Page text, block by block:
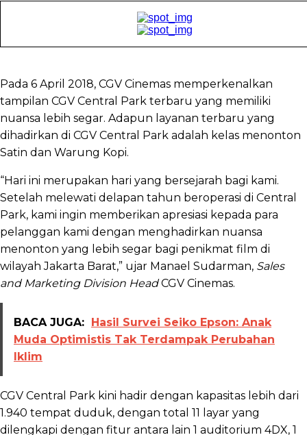
Pada 6 April 2018, CGV Cinemas memperkenalkan
tampilan CGV Central Park terbaru yang memiliki
nuansa lebih segar. Adapun layanan terbaru yang
dihadirkan di CGV Central Park adalah kelas menonton
Satin dan Warung Kopi.
“Hari ini merupakan hari yang bersejarah bagi kami.
Setelah melewati delapan tahun beroperasi di Central
Park, kami ingin memberikan apresiasi kepada para
pelanggan kami dengan menghadirkan nuansa
menonton yang lebih segar bagi penikmat film di
wilayah Jakarta Barat,” ujar Manael Sudarman, Sales
and Marketing Division HeadCGV Cinemas.
BACA JUGA: Hasil Survei Seiko Epson: Anak
Muda Optimistis Tak Terdampak Perubahan
Iklim
CGV Central Park kini hadir dengan kapasitas lebih dari
1.940 tempat duduk, dengan total 11 layar yang
dilengkapi dengan fitur antara lain 1 auditorium 4DX, 1